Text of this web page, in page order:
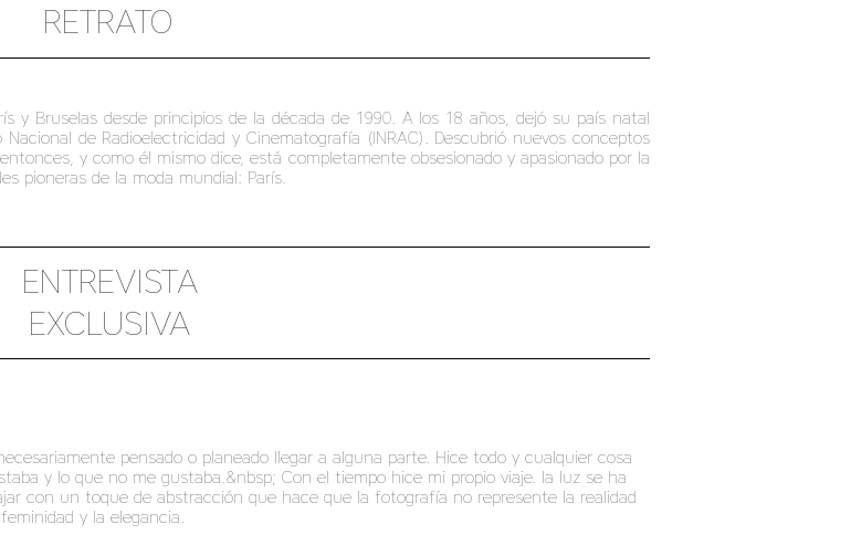
RETRATO
y Bruselas desde principios de la década de 1990. A los 18 años, dejó su país natal
de Radioelectricidad y Cinematografía (INRAC). Descubrió nuevos conceptos
y como él mismo dice, está completamente obsesionado y apasionado por la
pioneras de la moda mundial: París.
ENTREVISTA
EXCLUSIVA
pensado o planeado llegar a alguna parte. Hice todo y cualquier cosa
y lo que no me gustaba.&nbsp; Con el tiempo hice mi propio viaje. la luz se ha
con un toque de abstracción que hace que la fotografía no represente la realidad
y la elegancia.